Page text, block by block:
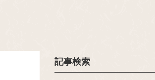
記事検索